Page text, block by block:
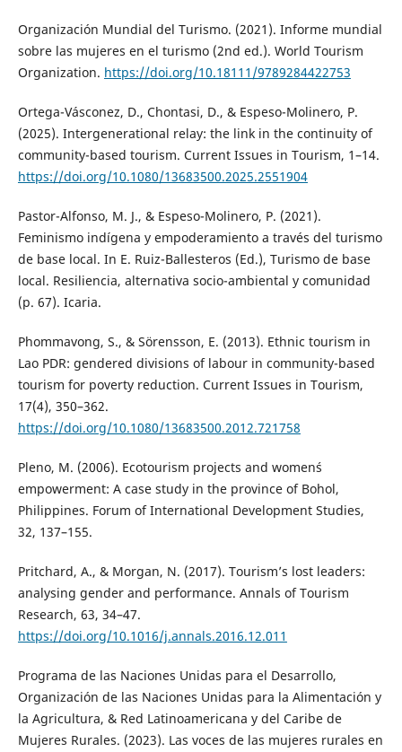
Organización Mundial del Turismo. (2021). Informe mundial
sobre las mujeres en el turismo (2nd ed.). World Tourism
Organization. https://doi.org/10.18111/9789284422753
Ortega-Vásconez, D., Chontasi, D., & Espeso-Molinero, P.
(2025). Intergenerational relay: the link in the continuity of
community-based tourism. Current Issues in Tourism, 1–14.
https://doi.org/10.1080/13683500.2025.2551904
Pastor-Alfonso, M. J., & Espeso-Molinero, P. (2021).
Feminismo indígena y empoderamiento a través del turismo
de base local. In E. Ruiz-Ballesteros (Ed.), Turismo de base
local. Resiliencia, alternativa socio-ambiental y comunidad
(p. 67). Icaria.
Phommavong, S., & Sörensson, E. (2013). Ethnic tourism in
Lao PDR: gendered divisions of labour in community-based
tourism for poverty reduction. Current Issues in Tourism,
17(4), 350–362.
https://doi.org/10.1080/13683500.2012.721758
Pleno, M. (2006). Ecotourism projects and women´s
empowerment: A case study in the province of Bohol,
Philippines. Forum of International Development Studies,
32, 137–155.
Pritchard, A., & Morgan, N. (2017). Tourism’s lost leaders:
analysing gender and performance. Annals of Tourism
Research, 63, 34–47.
https://doi.org/10.1016/j.annals.2016.12.011
Programa de las Naciones Unidas para el Desarrollo,
Organización de las Naciones Unidas para la Alimentación y
la Agricultura, & Red Latinoamericana y del Caribe de
Mujeres Rurales. (2023). Las voces de las mujeres rurales en